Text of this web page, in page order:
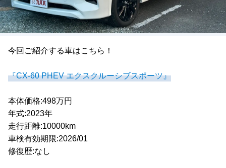
今回ご紹介する車はこちら！
『CX-60 PHEV エクスクルーシブスポーツ』
本体価格:498万円
年式:2023年
走行距離:10000km
車検有効期限:2026/01
修復歴:なし